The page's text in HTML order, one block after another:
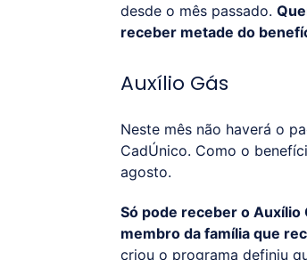
desde o mês passado.
receber metade do
Auxílio Gás
Neste mês não haverá o
CadÚnico. Como o
agosto.
Só pode receber o Auxílio
membro da família que
criou o programa definiu